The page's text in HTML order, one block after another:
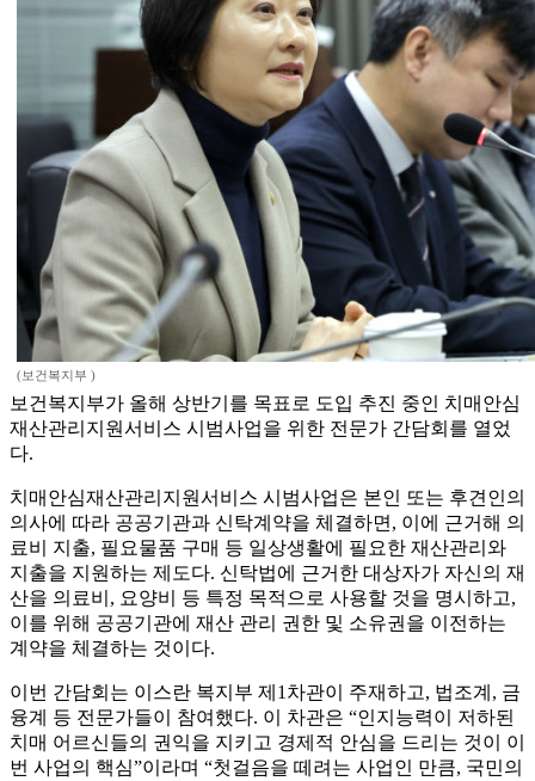
(보건복지부 )
보건복지부가 올해 상반기를 목표로 도입 추진 중인 치매안심
재산관리지원서비스 시범사업을 위한 전문가 간담회를 열었
다.
치매안심재산관리지원서비스 시범사업은 본인 또는 후견인의
의사에 따라 공공기관과 신탁계약을 체결하면, 이에 근거해 의
료비 지출, 필요물품 구매 등 일상생활에 필요한 재산관리와
지출을 지원하는 제도다. 신탁법에 근거한 대상자가 자신의 재
산을 의료비, 요양비 등 특정 목적으로 사용할 것을 명시하고,
이를 위해 공공기관에 재산 관리 권한 및 소유권을 이전하는
계약을 체결하는 것이다.
이번 간담회는 이스란 복지부 제1차관이 주재하고, 법조계, 금
융계 등 전문가들이 참여했다. 이 차관은 “인지능력이 저하된
치매 어르신들의 권익을 지키고 경제적 안심을 드리는 것이 이
번 사업의 핵심”이라며 “첫걸음을 떼려는 사업인 만큼, 국민의